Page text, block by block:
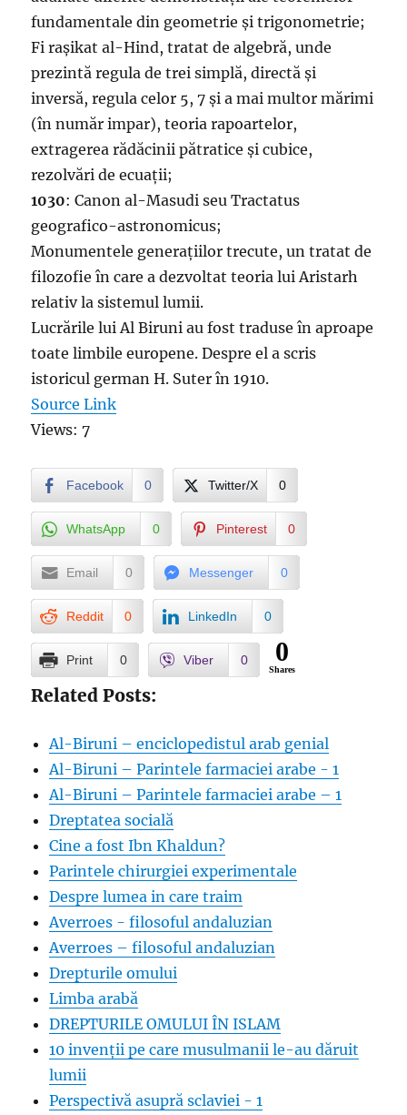
fundamentale din geometrie și trigonometrie;
Fi rașikat al-Hind, tratat de algebră, unde
prezintă regula de trei simplă, directă și
inversă, regula celor 5, 7 și a mai multor mărimi
(în număr impar), teoria rapoartelor,
extragerea rădăcinii pătratice și cubice,
rezolvări de ecuații;
1030: Canon al-Masudi seu Tractatus
geografico-astronomicus;
Monumentele generațiilor trecute, un tratat de
filozofie în care a dezvoltat teoria lui Aristarh
relativ la sistemul lumii.
Lucrările lui Al Biruni au fost traduse în aproape
toate limbile europene. Despre el a scris
istoricul german H. Suter în 1910.
Source Link
Views: 7
Facebook 0 Twitter/X 0
WhatsApp 0 Pinterest 0
Email 0 Messenger 0
Reddit 0 LinkedIn 0
Print 0 Viber 0 0
Shares
Related Posts:
Al-Biruni – enciclopedistul arab genial
Al-Biruni – Parintele farmaciei arabe - 1
Al-Biruni – Parintele farmaciei arabe – 1
Dreptatea socială
Cine a fost Ibn Khaldun?
Parintele chirurgiei experimentale
Despre lumea in care traim
Averroes - filosoful andaluzian
Averroes – filosoful andaluzian
Drepturile omului
Limba arabă
DREPTURILE OMULUI ÎN ISLAM
10 invenții pe care musulmanii le-au dăruit
lumii
Perspectivă asupră sclaviei - 1